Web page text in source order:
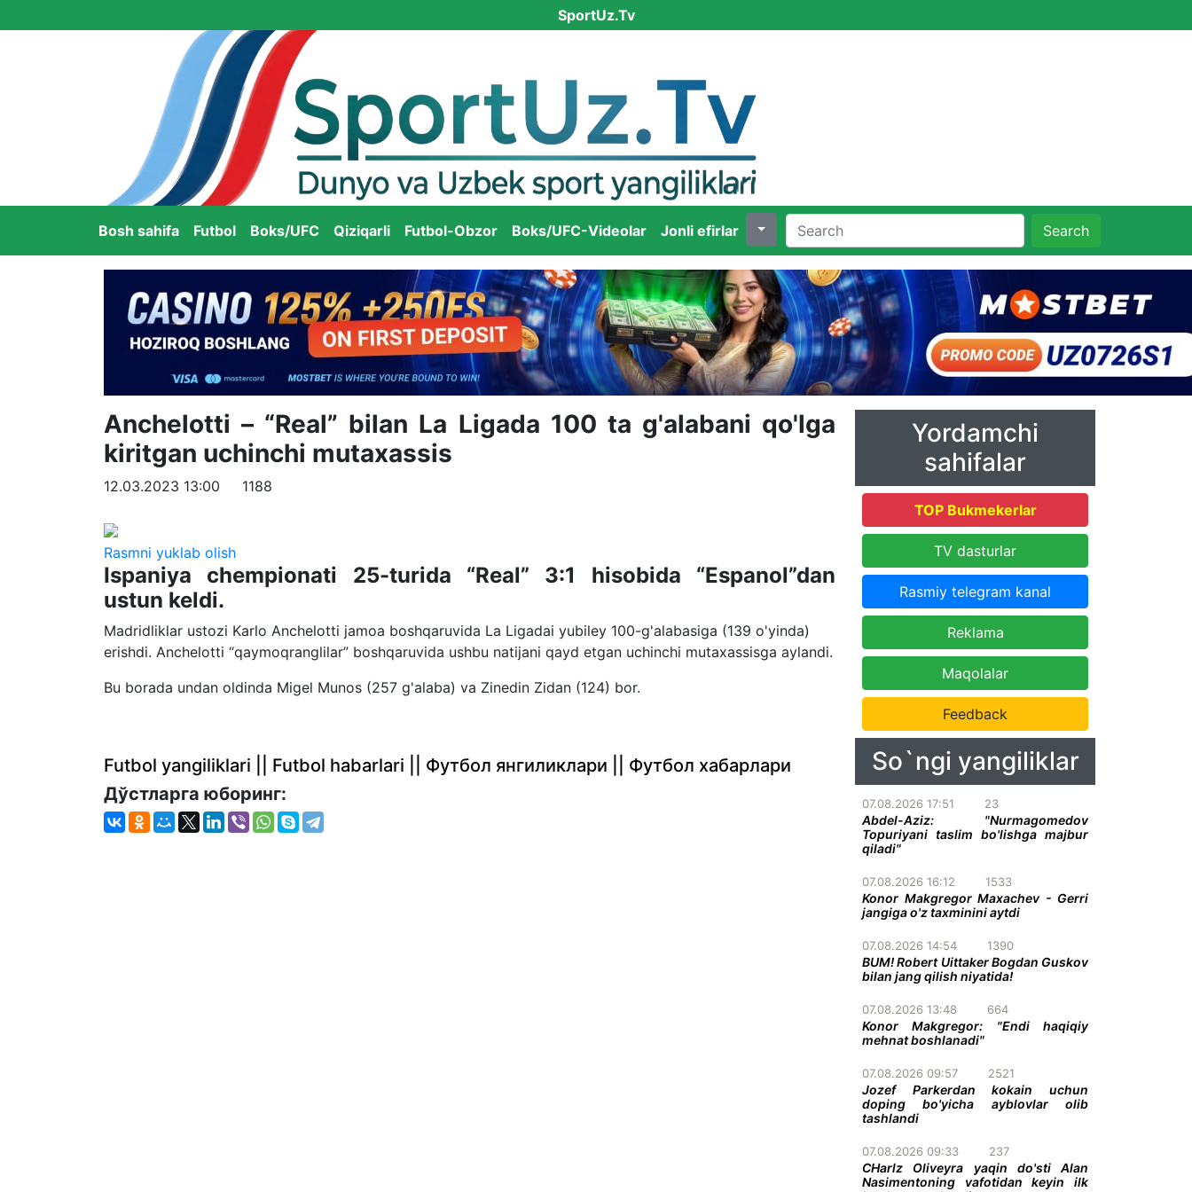
SportUz.Tv
Bosh sahifa Futbol Boks/UFC Qiziqarli Futbol-Obzor Boks/UFC-Videolar Jonli efirlar Search
Anchelotti – “Real” bilan La Ligada 100 ta g'alabani qo'lga
kiritgan uchinchi mutaxassis
12.03.2023 13:00 1188
Rasmni yuklab olish
Ispaniya chempionati 25-turida “Real” 3:1 hisobida “Espanol”dan
ustun keldi.
Madridliklar ustozi Karlo Anchelotti jamoa boshqaruvida La Ligadai yubiley 100-g'alabasiga (139 o'yinda)
erishdi. Anchelotti “qaymoqranglilar” boshqaruvida ushbu natijani qayd etgan uchinchi mutaxassisga aylandi.
Bu borada undan oldinda Migel Munos (257 g'alaba) va Zinedin Zidan (124) bor.
Futbol yangiliklari || Futbol habarlari || Футбол янгиликлари || Футбол хабарлари
Дўстларга юборинг:
Yordamchi
sahifalar
TOP Bukmekerlar
TV dasturlar
Rasmiy telegram kanal
Reklama
Maqolalar
Feedback
So`ngi yangiliklar
07.08.2026 17:51 23
Abdel-Aziz: "Nurmagomedov
Topuriyani taslim bo'lishga majbur
qiladi"
07.08.2026 16:12 1533
Konor Makgregor Maxachev - Gerri
jangiga o'z taxminini aytdi
07.08.2026 14:54 1390
BUM! Robert Uittaker Bogdan Guskov
bilan jang qilish niyatida!
07.08.2026 13:48 664
Konor Makgregor: "Endi haqiqiy
mehnat boshlanadi"
07.08.2026 09:57 2521
Jozef Parkerdan kokain uchun
doping bo'yicha ayblovlar olib
tashlandi
07.08.2026 09:33 237
CHarlz Oliveyra yaqin do'sti Alan
Nasimentoning vafotidan keyin ilk